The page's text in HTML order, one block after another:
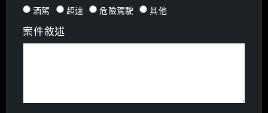
酒駕 超速 危險駕駛 其他
案件敘述